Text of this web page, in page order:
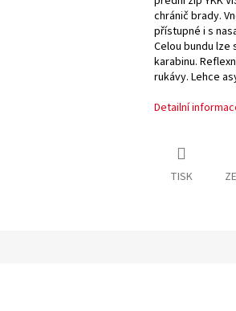
chránič brady.
přístupné i s
Celou bundu lze
karabinu.
rukávy. Lehce
Detailní
TISK